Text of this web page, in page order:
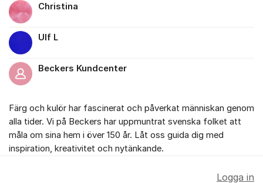
Christina
Ulf L
Beckers Kundcenter
Färg och kulör har fascinerat och påverkat människan genom
alla tider. Vi på Beckers har uppmuntrat svenska folket att
måla om sina hem i över 150 år. Låt oss guida dig med
inspiration, kreativitet och nytänkande.
Logga in